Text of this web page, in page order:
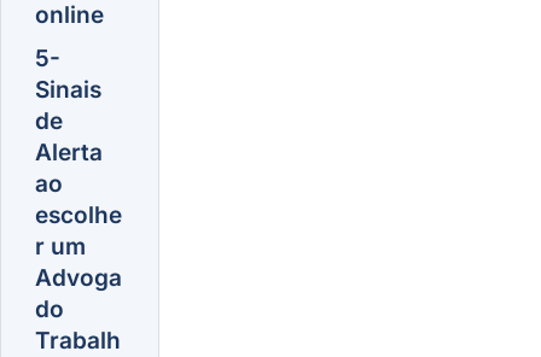
online
5-
Sinais
de
Alerta
ao
escolhe
r um
Advoga
do
Trabalh